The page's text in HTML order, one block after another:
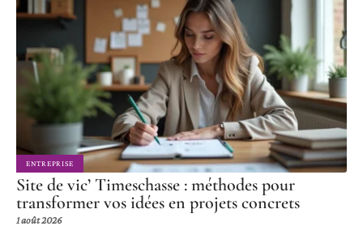
ENTREPRISE
Site de vic’ Timeschasse : méthodes pour
transformer vos idées en projets concrets
1 août 2026